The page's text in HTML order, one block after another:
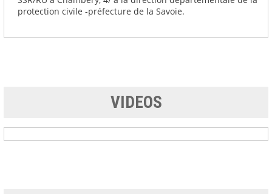
protection civile -préfecture de la Savoie.
VIDEOS